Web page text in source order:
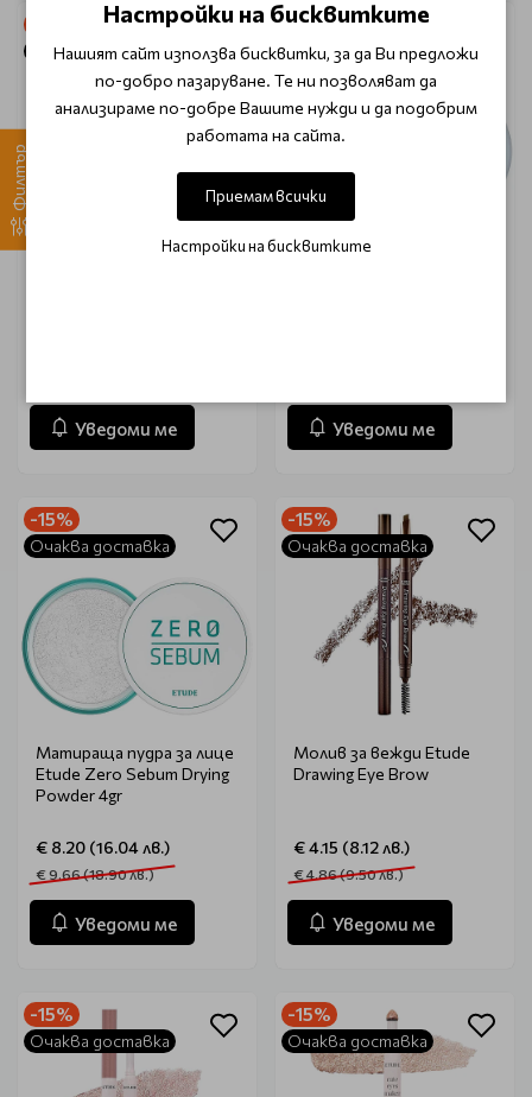
Филтър
Очаква доставка
Локална терапия против
Уведоми ме
-15%
Очаква доставка
Матираща пудра за лице
Уведоми ме
-15%
Очаква доставка
Матираща пудра за лице
Etude Zero Sebum Drying
Powder 4gr
€ 8.20 (16.04 лв.)
€ 9.66 (18.90 лв.)
Уведоми ме
-15%
Очаква доставка
Молив за вежди Etude
Drawing Eye Brow
€ 4.15 (8.12 лв.)
€ 4.86 (9.50 лв.)
Уведоми ме
-15%
Очаква доставка
-15%
Очаква доставка
Настройки на бисквитките
Нашият сайт използва бисквитки, за да Ви предложи
по-добро пазаруване. Те ни позволяват да
анализираме по-добре Вашите нужди и да подобрим
работата на сайта.
Приемам всички
Настройки на бисквитките